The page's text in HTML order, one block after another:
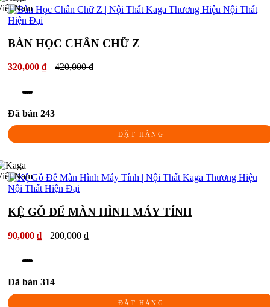
BÀN HỌC CHÂN CHỮ Z
320,000 ₫ 420,000 ₫
Đã bán 243
ĐẶT HÀNG
KỆ GỖ ĐỂ MÀN HÌNH MÁY TÍNH
90,000 ₫ 200,000 ₫
Đã bán 314
ĐẶT HÀNG